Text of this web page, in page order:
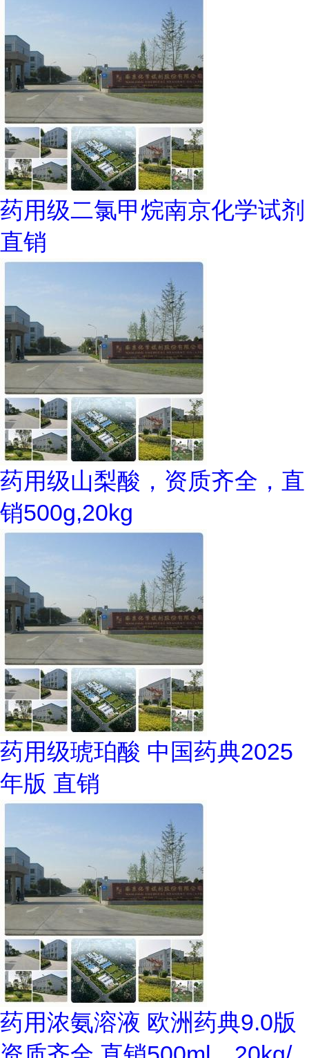
药用级二氯甲烷南京化学试剂
直销
药用级山梨酸，资质齐全，直
销500g,20kg
药用级琥珀酸 中国药典2025
年版 直销
药用浓氨溶液 欧洲药典9.0版